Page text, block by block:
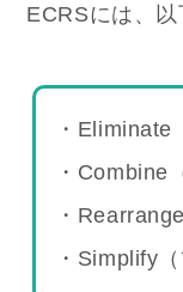
ECRSには、以
・Eliminate
・Combine
・
・Simplify（